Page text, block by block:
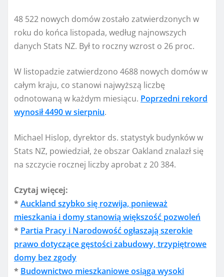
48 522 nowych domów zostało zatwierdzonych w
roku do końca listopada, według najnowszych
danych Stats NZ. Był to roczny wzrost o 26 proc.
W listopadzie zatwierdzono 4688 nowych domów w
całym kraju, co stanowi najwyższą liczbę
odnotowaną w każdym miesiącu. Poprzedni rekord
wynosił 4490 w sierpniu.
Michael Hislop, dyrektor ds. statystyk budynków w
Stats NZ, powiedział, że obszar Oakland znalazł się
na szczycie rocznej liczby aprobat z 20 384.
Czytaj więcej:
* Auckland szybko się rozwija, ponieważ
mieszkania i domy stanowią większość pozwoleń
* Partia Pracy i Narodowość ogłaszają szerokie
prawo dotyczące gęstości zabudowy, trzypiętrowe
domy bez zgody
* Budownictwo mieszkaniowe osiąga wysoki